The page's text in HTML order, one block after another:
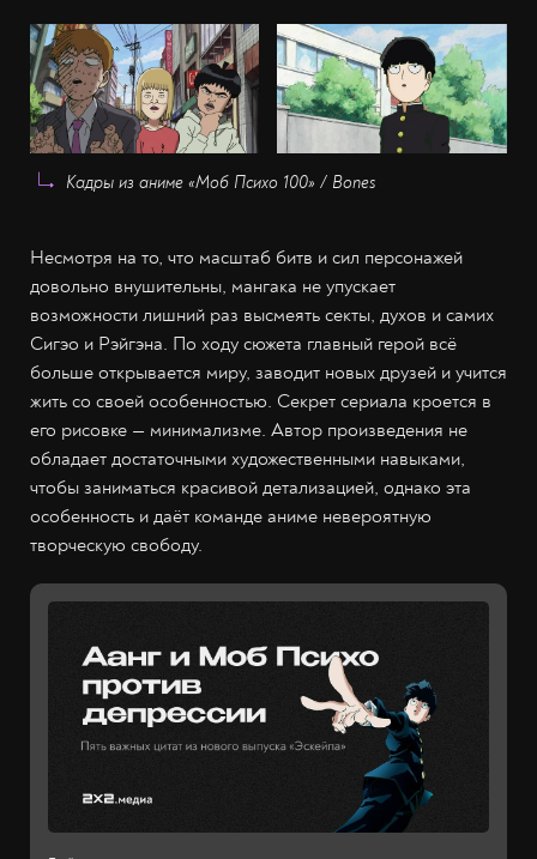
Кадры из аниме «Моб Психо 100» / Bones
Несмотря на то, что масштаб битв и сил персонажей
довольно внушительны, мангака не упускает
возможности лишний раз высмеять секты, духов и самих
Сигэо и Рэйгэна. По ходу сюжета главный герой всё
больше открывается миру, заводит новых друзей и учится
жить со своей особенностью. Секрет сериала кроется в
его рисовке — минимализме. Автор произведения не
обладает достаточными художественными навыками,
чтобы заниматься красивой детализацией, однако эта
особенность и даёт команде аниме невероятную
творческую свободу.